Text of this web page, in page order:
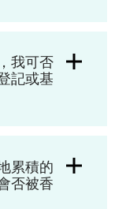
我可否
記或基
累積的
否被香